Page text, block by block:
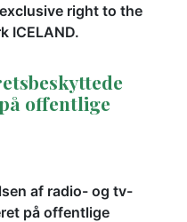
right to the
ICELAND.
offentlige
af radio- og tv-
på offentlige